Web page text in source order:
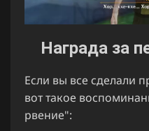
Награда за
Если вы все сделали
вот такое
рвение":